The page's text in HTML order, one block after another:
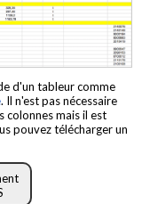
d'un tableur comme
. Il n'est pas nécessaire
colonnes mais il est
pouvez télécharger un